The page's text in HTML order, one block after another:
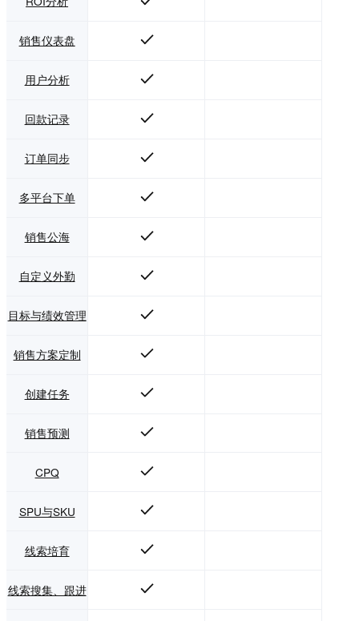
销售仪表盘
用户分析
回款记录
订单同步
多平台下单
销售公海
自定义外勤
目标与绩效管理
销售方案定制
创建任务
销售预测
CPQ
SPU与SKU
线索培育
线索搜集、跟进